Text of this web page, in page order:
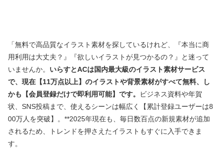
「無料で高品質なイラスト素材を探しているけれど、『本当に商
用利用は大丈夫？』『欲しいイラストが見つかるの？』と迷って
いませんか。 いらすとACは国内最大級のイラスト素材サービス
で、現在【11万点以上】のイラストや背景素材がすべて無料、し
かも【会員登録だけで即利用可能】です。
ビジネス資料や年賀
状、SNS投稿まで、使えるシーンは幅広く【累計登録ユーザーは8
00万人を突破】。**2025年現在も、毎日数百点の新規素材が追加
されるため、トレンドを押さえたイラストもすぐに入手できま
す。